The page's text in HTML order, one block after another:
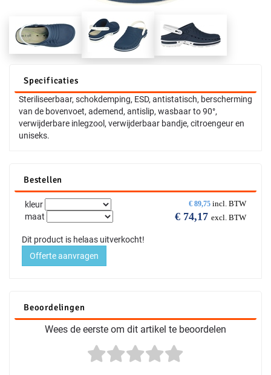
Specificaties
Steriliseerbaar, schokdemping, ESD, antistatisch, berscherming
van de bovenvoet, ademend, antislip, wasbaar to 90°,
verwijderbare inlegzool, verwijderbaar bandje, citroengeur en
uniseks.
Bestellen
€ 89,75 incl. BTW
€ 74,17 excl. BTW
kleur
maat
Dit product is helaas uitverkocht!
Offerte aanvragen
Beoordelingen
Wees de eerste om dit artikel te beoordelen